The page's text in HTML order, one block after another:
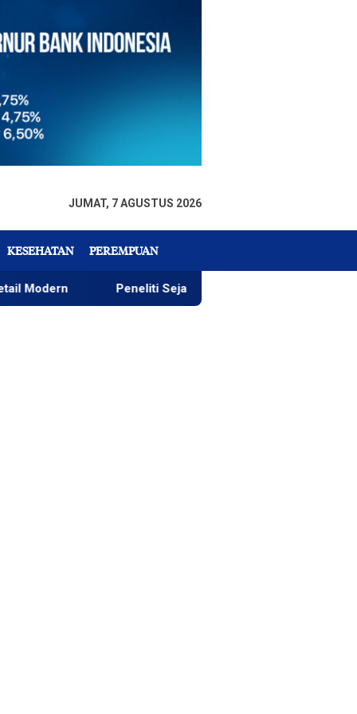
JUMAT, 7 AGUSTUS 2026
KESEHATAN PEREMPUAN
Peneliti Sejarah: Penataan Taman GOR Wajar, yang